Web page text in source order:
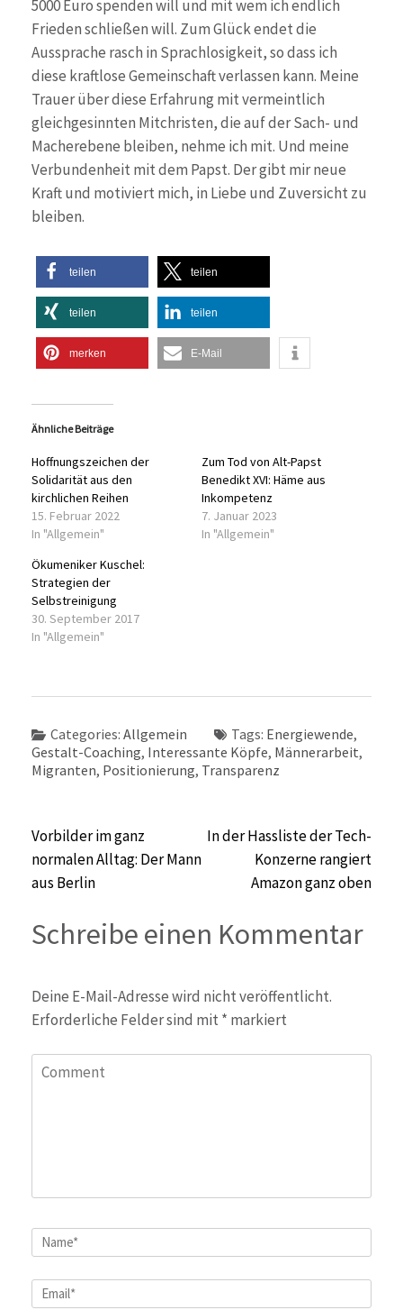
5000 Euro spenden will und mit wem ich endlich
Frieden schließen will. Zum Glück endet die
Aussprache rasch in Sprachlosigkeit, so dass ich
diese kraftlose Gemeinschaft verlassen kann. Meine
Trauer über diese Erfahrung mit vermeintlich
gleichgesinnten Mitchristen, die auf der Sach- und
Macherebene bleiben, nehme ich mit. Und meine
Verbundenheit mit dem Papst. Der gibt mir neue
Kraft und motiviert mich, in Liebe und Zuversicht zu
bleiben.
teilen teilen
teilen teilen
merken E-Mail
Ähnliche Beiträge
Hoffnungszeichen der
Solidarität aus den
kirchlichen Reihen
15. Februar 2022
In "Allgemein"
Zum Tod von Alt-Papst
Benedikt XVI: Häme aus
Inkompetenz
7. Januar 2023
In "Allgemein"
Ökumeniker Kuschel:
Strategien der
Selbstreinigung
30. September 2017
In "Allgemein"
Categories: Allgemein Tags: Energiewende,
Gestalt-Coaching, Interessante Köpfe, Männerarbeit,
Migranten, Positionierung, Transparenz
Beitragsnavigation
Vorbilder im ganz
normalen Alltag: Der Mann
aus Berlin
In der Hassliste der Tech-
Konzerne rangiert
Amazon ganz oben
Schreibe einen Kommentar
Deine E-Mail-Adresse wird nicht veröffentlicht.
Erforderliche Felder sind mit * markiert
Comment
Name*
Email*